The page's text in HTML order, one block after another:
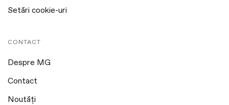
Setări cookie-uri
CONTACT
Despre MG
Contact
Noutăți